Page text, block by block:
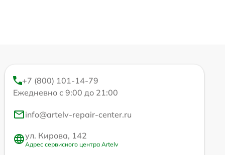
+7 (800) 101-14-79
Ежедневно с 9:00 до 21:00
info@artelv-repair-center.ru
ул. Кирова, 142
Адрес сервисного центра Artelv